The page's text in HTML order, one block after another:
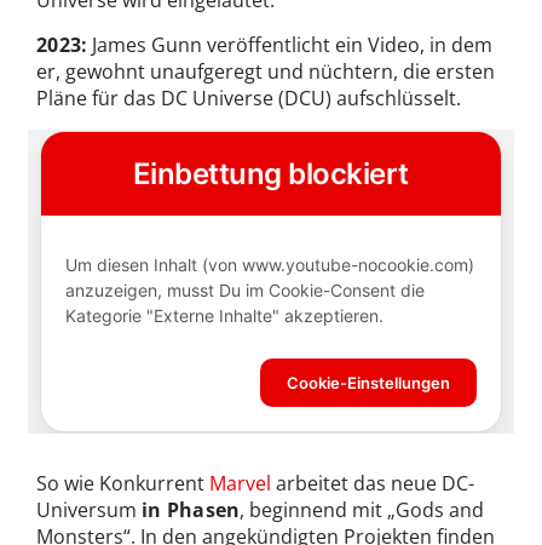
2023: James Gunn veröffentlicht ein Video, in dem
er, gewohnt unaufgeregt und nüchtern, die ersten
Pläne für das DC Universe (DCU) aufschlüsselt.
So wie Konkurrent Marvel arbeitet das neue DC-
Universum in Phasen, beginnend mit „Gods and
Monsters“. In den angekündigten Projekten finden